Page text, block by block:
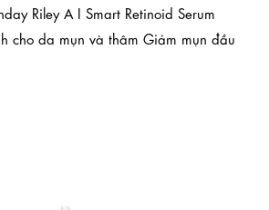
Riley A I Smart Retinoid Serum
cho da mụn và thâm Giảm mụn đầu